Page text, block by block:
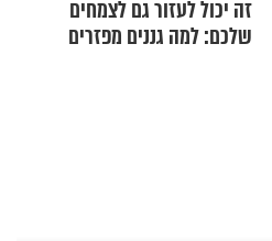
זה יכול לעזור גם לצמחים
שלכם: למה גננים מפזרים